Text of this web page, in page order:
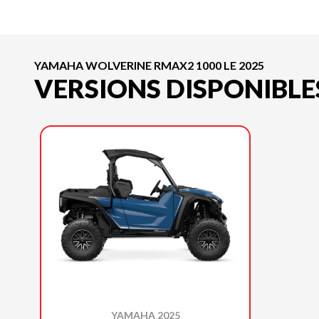
YAMAHA WOLVERINE RMAX2 1000 LE 2025
VERSIONS
YAMAHA 2025